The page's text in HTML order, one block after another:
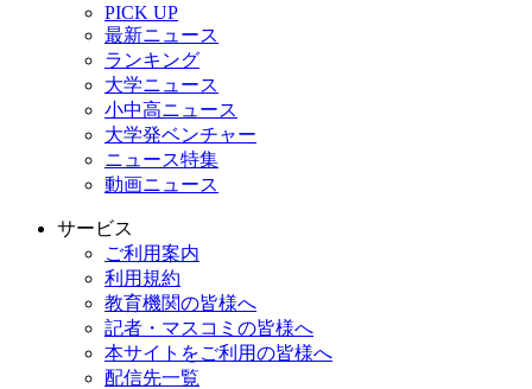
PICK UP
最新ニュース
ランキング
大学ニュース
小中高ニュース
大学発ベンチャー
ニュース特集
動画ニュース
サービス
ご利用案内
利用規約
教育機関の皆様へ
記者・マスコミの皆様へ
本サイトをご利用の皆様へ
配信先一覧